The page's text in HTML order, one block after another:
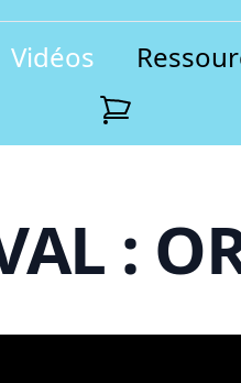
Vidéos
: